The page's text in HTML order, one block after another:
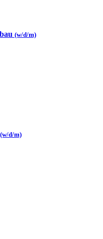
(w/d/m)
(w/d/m)